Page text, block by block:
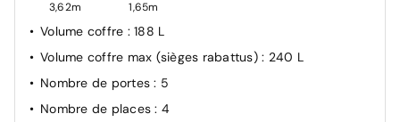
3,62m 1,65m
Volume coffre : 188 L
Volume coffre max (sièges rabattus) : 240 L
Nombre de portes: 5
Nombre de places: 4